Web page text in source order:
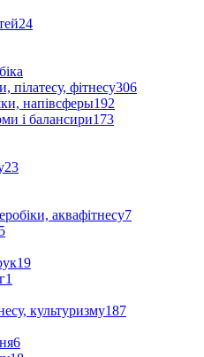
24
пілатесу, фітнесу306
напівсферы192
і балансири173
23
аквафітнесу7
19
1
культуризму187
6